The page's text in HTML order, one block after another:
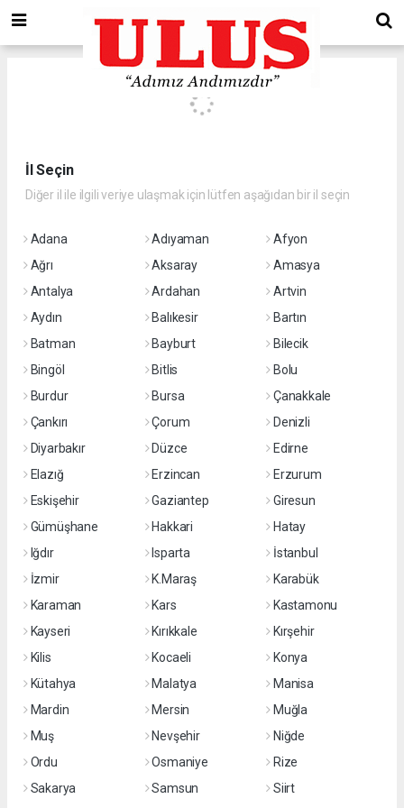
İl Seçin
Diğer il ile ilgili veriye ulaşmak için lütfen aşağıdan bir il seçin
Adana Adıyaman
Afyon
Ağrı
Aksaray
Amasya
Antalya
Ardahan
Artvin
Aydın
Balıkesir
Bartın
Batman
Bayburt
Bilecik
Bingöl
Bitlis
Bolu
Burdur
Bursa
Çanakkale
Çankırı
Çorum
Denizli
Diyarbakır
Düzce
Edirne
Elazığ
Erzincan
Erzurum
Eskişehir
Gaziantep
Giresun
Gümüşhane
Hakkari
Hatay
Iğdır
Isparta
İstanbul
İzmir
K.Maraş
Karabük
Karaman
Kars
Kastamonu
Kayseri
Kırıkkale
Kırşehir
Kilis
Kocaeli
Konya
Kütahya
Malatya
Manisa
Mardin
Mersin
Muğla
Muş
Nevşehir
Niğde
Ordu
Osmaniye
Rize
Sakarya
Samsun
Siirt